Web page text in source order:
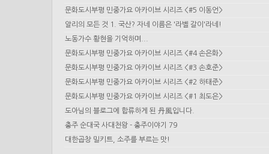
문화도시부평 민중가요 아카이브 시리즈 <#5 이동언>
알리의 모든 것 1. 국산? 자네 이름은 '라벨 갈이'라네!
노동가수 황현을 기억하며...
문화도시부평 민중가요 아카이브 시리즈 <#4 손은화>
문화도시부평 민중가요 아카이브 시리즈 <#3 손호준>
문화도시부평 민중가요 아카이브 시리즈 <#2 하태준>
문화도시부평 민중가요 아카이브 시리즈 <#1 최도은>
도아님의 블로그에 합류하게 된 丹風입니다.
충주 순대국 사대천왕 - 충주이야기 79
대한곱창 밀키트, 소주를 부르는 맛!